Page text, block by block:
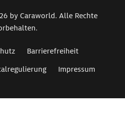
by Caraworld. Alle Rechte
Barrierefreiheit
Impressum